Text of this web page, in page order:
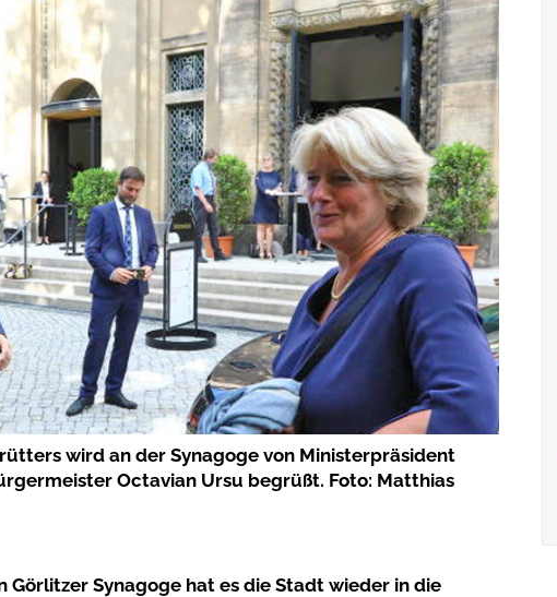
wird an der Synagoge von Ministerpräsident
Octavian Ursu begrüßt. Foto: Matthias
Görlitzer Synagoge hat es die Stadt wieder in die